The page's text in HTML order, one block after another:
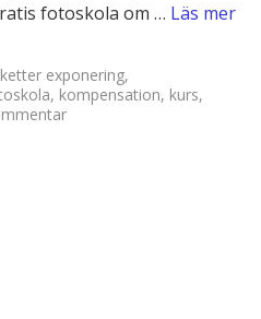
fotoskola om … Läs mer
exponering,
, kompensation, kurs,